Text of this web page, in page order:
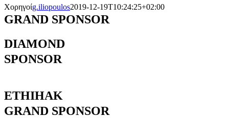
Χορηγοίg.iliopoulos2019-12-19T10:24:25+02:00
GRAND SPONSOR
DIAMOND
SPONSOR
ETHIHAK
GRAND SPONSOR